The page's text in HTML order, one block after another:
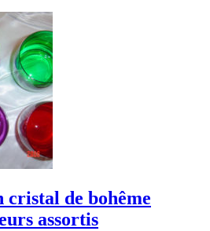
cristal de bohême
assortis